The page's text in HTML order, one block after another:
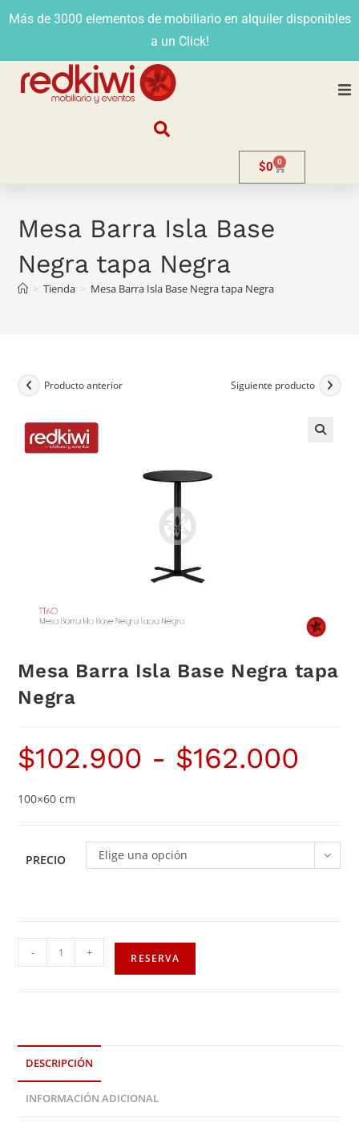
Más de 3000 elementos de mobiliario en alquiler disponibles
a un Click!
Venta
$0 0
Mesa Barra Isla Base
Negra tapa Negra
> Tienda > Mesa Barra Isla Base Negra tapa Negra
Producto anterior Siguiente producto
Mesa Barra Isla Base Negra tapa
Negra
$102.900 - $162.000
100×60 cm
PRECIO Elige una opción
- + RESERVA
DESCRIPCIÓN
INFORMACIÓN ADICIONAL